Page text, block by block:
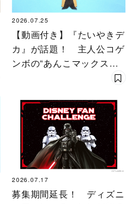
2026.07.25
【動画付き】『たいやきデ
カ』が話題！ 主人公コゲ
ンボの“あんこマックスバ
ージョン”を折り紙で作っ
2026.07.17
募集期間延長！ ディズニ